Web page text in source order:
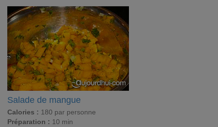
Salade de mangue
Calories : 180 par personne
Préparation : 10 min